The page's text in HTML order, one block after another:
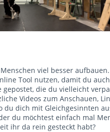
viel besser
Tool nutzen, damit du
gepostet, die du vielleicht
Videos zum Anschauen,
du dich mit Gleichgesinnten
du möchtest einfach mal
ihr da rein gesteckt habt?